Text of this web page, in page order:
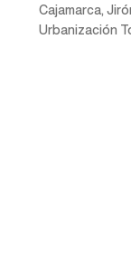
Cajamarca,
Urbanización